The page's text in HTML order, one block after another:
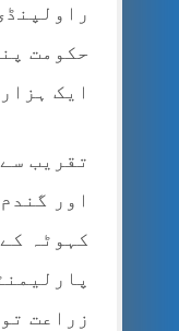
حکومت
ایک
تقریب
اور
کہوٹہ
زراعت